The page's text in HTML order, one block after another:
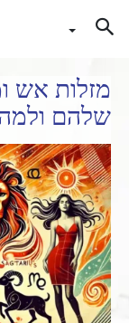
מזלות אש
שלהם